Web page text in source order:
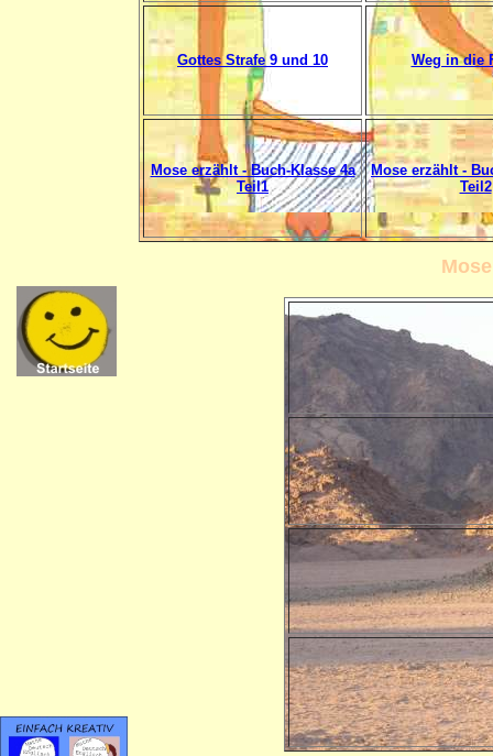
Gottes Strafe 9 und 10 Weg in die
Mose erzählt - Buch-Klasse 4a
Teil1
Mose erzählt -
Teil2